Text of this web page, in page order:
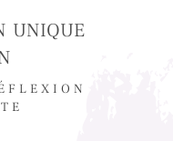
unique